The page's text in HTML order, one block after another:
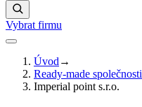
Vybrat firmu
Úvod →
Ready-made společnosti
Imperial point s.r.o.